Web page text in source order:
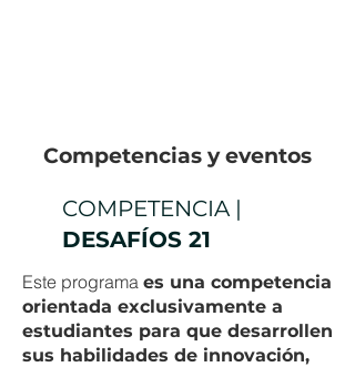
Competencias y eventos
COMPETENCIA |
DESAFÍOS 21
Este programa es una competencia
orientada exclusivamente a
estudiantes para que desarrollen
sus habilidades de innovación,